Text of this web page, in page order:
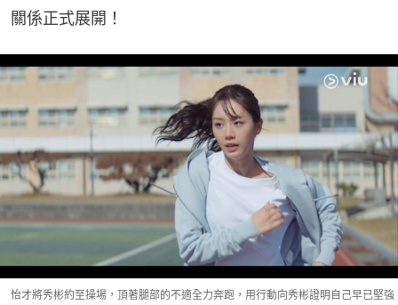
關係正式展開！
怡才將秀彬約至操場，頂著腿部的不適全力奔跑，用行動向秀彬證明自己早已堅強